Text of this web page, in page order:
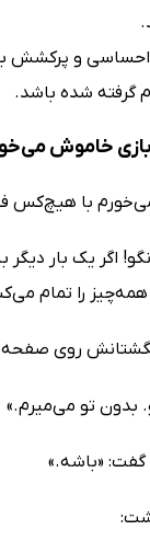
و پرکشش
گرفته شده باشد.
خاموش
با هیچ‌کس
اگر یک بار
را تمام
روی صفحه
بدون تو می‌میرم.»
گفت: «باشه.»